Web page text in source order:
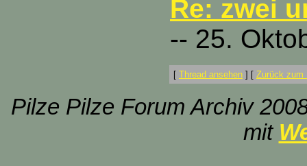
Re: zwei
-- 25.
[ Thread ansehen ] [ Zurück zum
Pilze Pilze Forum Archiv
mit